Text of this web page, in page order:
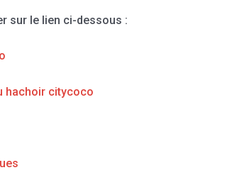
sur le lien ci-dessous :
hachoir citycoco